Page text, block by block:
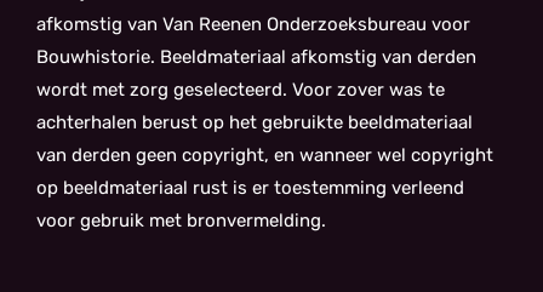
afkomstig van Van Reenen Onderzoeksbureau voor
Bouwhistorie. Beeldmateriaal afkomstig van derden
wordt met zorg geselecteerd. Voor zover was te
achterhalen berust op het gebruikte beeldmateriaal
van derden geen copyright, en wanneer wel copyright
op beeldmateriaal rust is er toestemming verleend
voor gebruik met bronvermelding.